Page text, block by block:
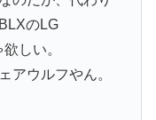
のLG
しい。
アウルフやん。